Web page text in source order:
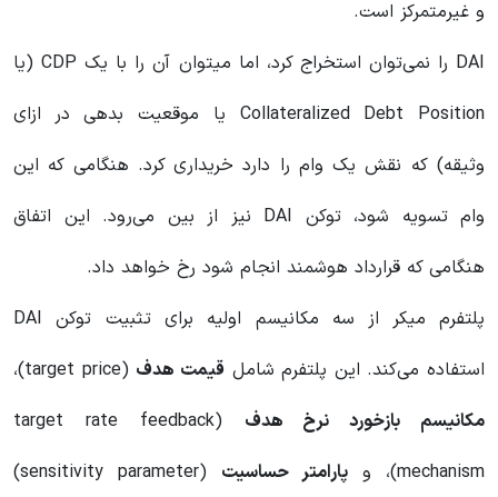
و غیرمتمرکز است.
DAI را نمی‌توان استخراج کرد، اما میتوان آن را با یک CDP (یا
Collateralized Debt Position یا موقعیت بدهی در ازای
وثیقه) که نقش یک وام را دارد خریداری کرد. هنگامی که این
وام تسویه شود، توکن DAI نیز از بین می‌رود. این اتفاق
هنگامی که قرارداد هوشمند انجام شود رخ خواهد داد.
پلتفرم میکر از سه مکانیسم اولیه برای تثبیت توکن DAI
استفاده می‌کند. این پلتفرم شامل قیمت هدف (target price)،
مکانیسم بازخورد نرخ هدف
(target rate feedback
mechanism)، و
پارامتر حساسیت
(sensitivity parameter)